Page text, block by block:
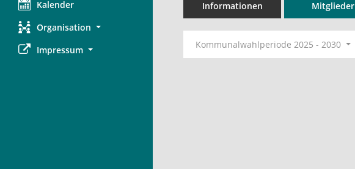
Kalender
Organisation
Impressum
Informationen Mitglieder
Kommunalwahlperiode 2025 - 2030